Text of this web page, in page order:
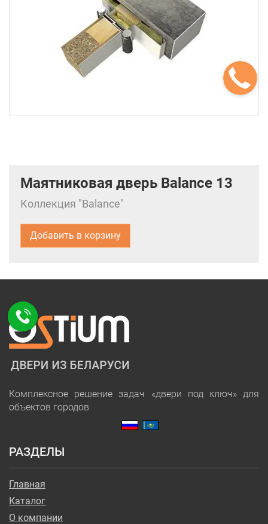
Маятниковая дверь Balance 13
Коллекция "Balance"
Добавить в корзину
Комплексное решение задач «двери под ключ» для
объектов городов
РАЗДЕЛЫ
Главная
Каталог
О компании